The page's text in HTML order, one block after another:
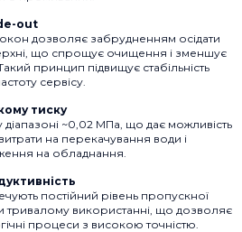
out
дозволяє забрудненням осідати
що спрощує очищення і зменшує
принцип підвищує стабільність
сервісу.
тиску
~0,02 МПа, що дає можливість
на перекачування води і
на обладнання.
постійний рівень пропускної
тривалому використанні, що дозволяє
процеси з високою точністю.